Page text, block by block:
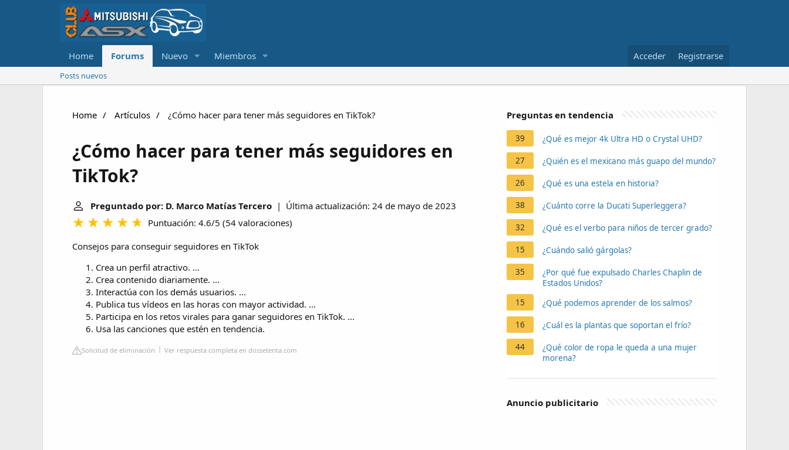
Home Forums Nuevo Miembros Acceder Registrarse
Posts nuevos
Home Artículos ¿Cómo hacer para tener más seguidores en TikTok?
¿Cómo hacer para tener más seguidores en
TikTok?
Preguntado por: D. Marco Matías Tercero | Última actualización: 24 de mayo de 2023
Puntuación: 4.6/5 (54 valoraciones)
Consejos para conseguir seguidores en TikTok
Crea un perfil atractivo. ...
Crea contenido diariamente. ...
Interactúa con los demás usuarios. ...
Publica tus vídeos en las horas con mayor actividad. ...
Participa en los retos virales para ganar seguidores en TikTok. ...
Usa las canciones que estén en tendencia.
Solicitud de eliminación Ver respuesta completa en dossetenta.com
Preguntas en tendencia
39 ¿Qué es mejor 4k Ultra HD o Crystal UHD?
27 ¿Quién es el mexicano más guapo del mundo?
26 ¿Qué es una estela en historia?
38 ¿Cuánto corre la Ducati Superleggera?
32 ¿Qué es el verbo para niños de tercer grado?
15 ¿Cuándo salió gárgolas?
35
¿Por qué fue expulsado Charles Chaplin de
Estados Unidos?
15
¿Qué podemos aprender de los salmos?
16 ¿Cuál es la plantas que soportan el frío?
44
¿Qué color de ropa le queda a una mujer
morena?
Anuncio publicitario